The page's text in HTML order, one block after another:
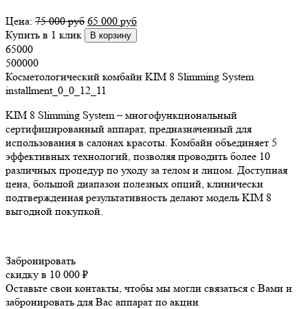
Цена: 75 000руб 65 000 руб
Купить в 1 клик
В корзину
65000
500000
Косметологический комбайн KIM 8 Slimming System
installment_0_0_12_11
KIM 8 Slimming System – многофункциональный
сертифицированный аппарат, предназначенный для
использования в салонах красоты. Комбайн объединяет 5
эффективных технологий, позволяя проводить более 10
различных процедур по уходу за телом и лицом. Доступная
цена, большой диапазон полезных опций, клинически
подтвержденная результативность делают модель KIM 8
выгодной покупкой.
Забронировать
скидку в 10 000 ₽
Оставьте свои контакты, чтобы мы могли связаться с Вами и
забронировать для Вас аппарат по акции